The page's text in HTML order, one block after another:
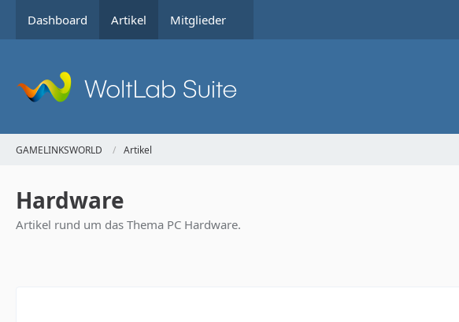
Dashboard Artikel Mitglieder
GAMELINKSWORLD Artikel
Hardware
Artikel rund um das Thema PC Hardware.